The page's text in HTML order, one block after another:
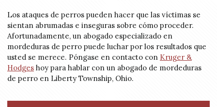
Los ataques de perros pueden hacer que las víctimas se
sientan abrumadas e inseguras sobre cómo proceder.
Afortunadamente, un abogado especializado en
mordeduras de perro puede luchar por los resultados que
usted se merece. Póngase en contacto con Kruger &
Hodges hoy para hablar con un abogado de mordeduras
de perro en Liberty Township, Ohio.